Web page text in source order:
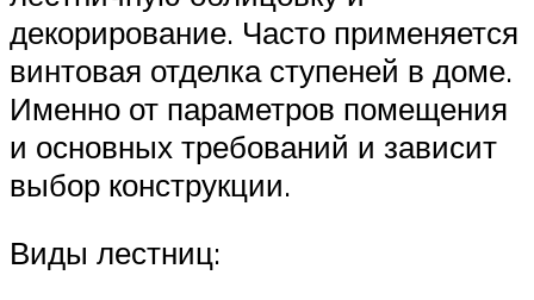
декорирование. Часто применяется
винтовая отделка ступеней в доме.
Именно от параметров помещения
и основных требований и зависит
выбор конструкции.
Виды лестниц: